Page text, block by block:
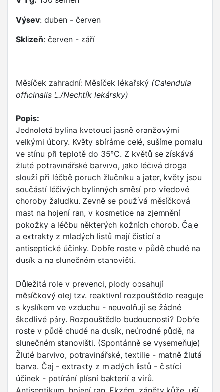
Výsev: duben - červen
Sklizeň: červen - září
Měsíček zahradní: Měsíček lékařský (Calendula
officinalis L./Nechtík lekársky)
Popis:
Jednoletá bylina kvetoucí jasně oranžovými
velkými úbory. Květy sbíráme celé, sušíme pomalu
ve stínu při teplotě do 35°C. Z květů se získává
žluté potravinářské barvivo, jako léčivá droga
slouží při léčbě poruch žlučníku a jater, květy jsou
součástí léčivých bylinných směsí pro vředové
choroby žaludku. Zevně se používá měsíčková
mast na hojení ran, v kosmetice na zjemnění
pokožky a léčbu některých kožních chorob. Čaje
a extrakty z mladých listů mají čistící a
antiseptické účinky. Dobře roste v půdě chudé na
dusík a na slunečném stanovišti.
Důležitá role v prevenci, plody obsahují
měsíčkový olej tzv. reaktivní rozpouštědlo reaguje
s kyslíkem ve vzduchu - neuvolňují se žádné
škodlivé páry. Rozpouštědlo budoucnosti? Dobře
roste v půdě chudé na dusík, neúrodné půdě, na
slunečném stanovišti. (Spontánně se vysemeňuje)
Žluté barvivo, potravinářské, textilie - matně žlutá
barva. Čaj - extrakty z mladých listů - čistící
účinek - potírání plísní bakterií a virů.